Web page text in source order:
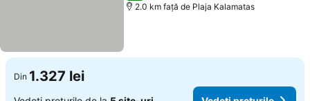
2.0 km faţă de Plaja Kalamatas
Din 1.327 lei